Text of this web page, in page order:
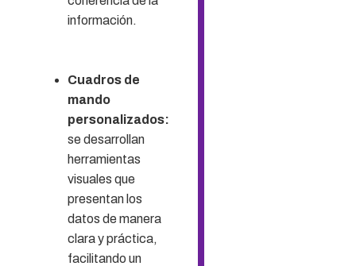
información.
Cuadros de
mando
personalizados:
se desarrollan
herramientas
visuales que
presentan los
datos de manera
clara y práctica,
facilitando un